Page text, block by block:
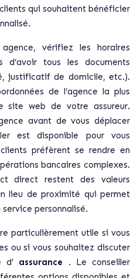
qui souhaitent bénéficier
vérifiez les horaires
d’avoir tous les documents
justificatif de domicile, etc.).
de l’agence la plus
site web de votre assureur.
avant de vous déplacer
est disponible pour vous
préfèrent se rendre en
bancaires complexes.
direct restent des valeurs
lieu de proximité qui permet
personnalisé.
particulièrement utile si vous
ou si vous souhaitez discuter
d’ assurance . Le conseiller